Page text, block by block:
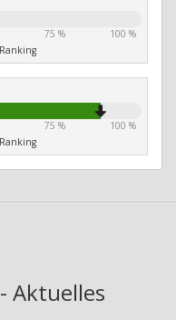
75 %
100 %
Ranking
75 %
100 %
Ranking
Aktuelles